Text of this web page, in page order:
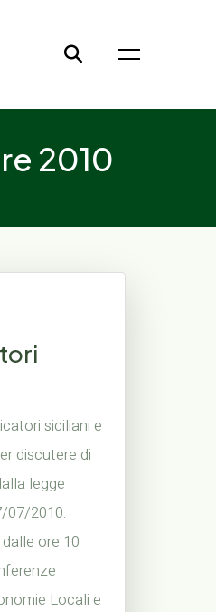
2010
siciliani e
discutere di
legge
07/2010.
ore 10
Locali e